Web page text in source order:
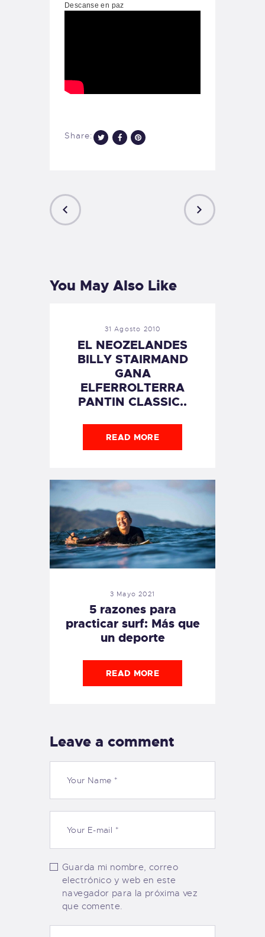
Descanse en paz
Share:
You May Also Like
31 Agosto 2010
EL NEOZELANDES
BILLY STAIRMAND
GANA
ELFERROLTERRA
PANTIN CLASSIC..
READ MORE
3 Mayo 2021
5 razones para
practicar surf: Más que
un deporte
READ MORE
Leave a comment
Guarda mi nombre, correo
electrónico y web en este
navegador para la próxima vez
que comente.